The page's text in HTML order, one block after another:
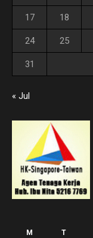
17 18
24 25
31
« Jul
M T